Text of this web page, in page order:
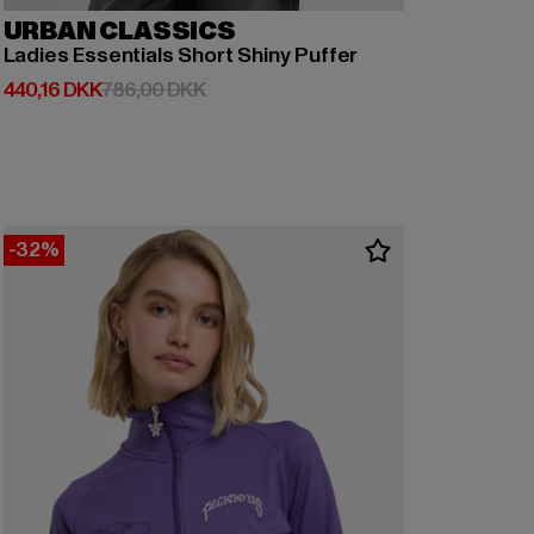
URBAN CLASSICS
Ladies Essentials Short Shiny Puffer
440,16 DKK
Nuværende pris: 440,16 DKK
786,00 DKKKampagnepris: 786,00 DKK
-32%